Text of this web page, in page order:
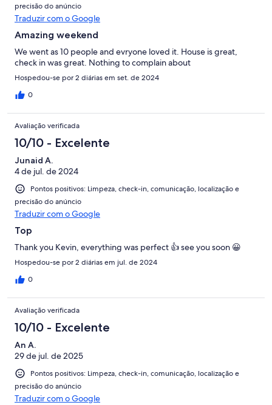
precisão do anúncio
Traduzir com o Google
Amazing weekend
We went as 10 people and evryone loved it. House is great,
check in was great. Nothing to complain about
Hospedou-se por 2 diárias em set. de 2024
0
Avaliação verificada
10/10 - Excelente
Junaid A.
4 de jul. de 2024
Pontos positivos: Limpeza, check-in, comunicação, localização e
precisão do anúncio
Traduzir com o Google
Top
Thank you Kevin, everything was perfect 👍 see you soon 😀
Hospedou-se por 2 diárias em jul. de 2024
0
Avaliação verificada
10/10 - Excelente
An A.
29 de jul. de 2025
Pontos positivos: Limpeza, check-in, comunicação, localização e
precisão do anúncio
Traduzir com o Google